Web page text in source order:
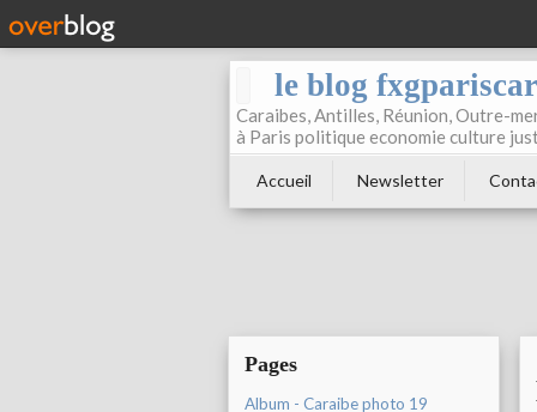
le blog
Caraibes, Antilles, Réunion, Outre-
à Paris politique economie culture
Accueil Newsletter
Pages
Album - Caraibe photo 19